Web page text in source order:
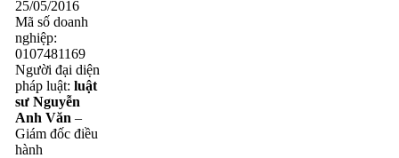
25/05/2016
Mã số doanh
nghiệp:
0107481169
Người đại diện
pháp luật: luật
sư Nguyễn
Anh Văn –
Giám đốc điều
hành